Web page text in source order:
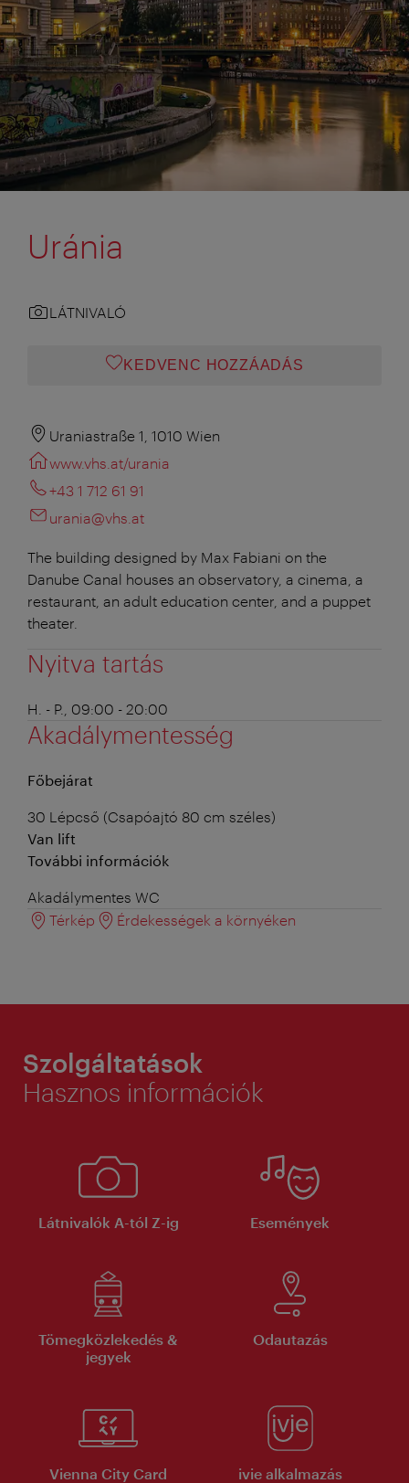
Uránia
LÁTNIVALÓ
KEDVENC HOZZÁADÁS
Uraniastraße 1, 1010 Wien
www.vhs.at/urania
+43 1 712 61 91
urania@vhs.at
The building designed by Max Fabiani on the
Danube Canal houses an observatory, a cinema, a
restaurant, an adult education center, and a puppet
theater.
Nyitva tartás
H. - P., 09:00 - 20:00
Akadálymentesség
Főbejárat
30 Lépcső (Csapóajtó 80 cm széles)
Van lift
További információk
Akadálymentes WC
Térkép
Érdekességek a környéken
Szolgáltatások
Hasznos információk
Látnivalók A-tól Z-ig Események
Tömegközlekedés &
jegyek
Odautazás
Vienna City Card ivie alkalmazás